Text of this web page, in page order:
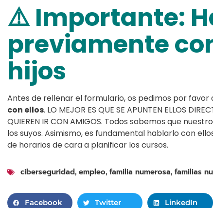
⚠️ Importante:
previamente
hijos
Antes de rellenar el formulario, os pedimos por favor
con ellos. LO MEJOR ES QUE SE APUNTEN ELLOS
QUIEREN IR CON AMIGOS. Todos sabemos que
los suyos. Asimismo, es fundamental hablarlo con
de horarios de cara a planificar los cursos.
ciberseguridad, empleo, familia numerosa, familias
Facebook Twitter LinkedIn